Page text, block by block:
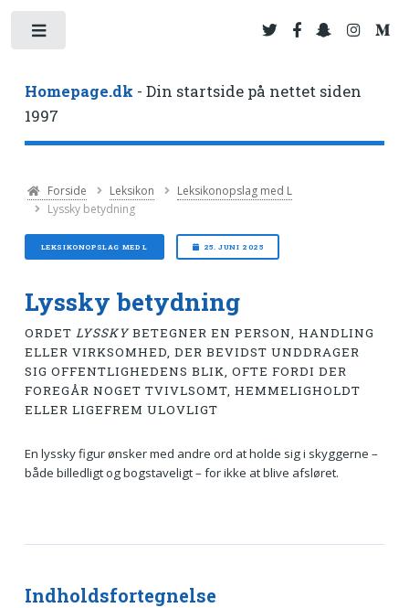
Homepage.dk - Din startside på nettet siden
1997
Forside Leksikon
Leksikonopslag med L
Lyssky betydning
LEKSIKONOPSLAG MED L 25. JUNI 2025
Lyssky betydning
ORDET LYSSKYBETEGNER EN PERSON, HANDLING
ELLER VIRKSOMHED, DER BEVIDST UNDDRAGER
SIG OFFENTLIGHEDENS BLIK, OFTE FORDI DER
FOREGÅR NOGET TVIVLSOMT, HEMMELIGHOLDT
ELLER LIGEFREM ULOVLIGT
En lyssky figur ønsker med andre ord at holde sig i skyggerne –
både billedligt og bogstaveligt – for ikke at blive afsløret.
Indholdsfortegnelse